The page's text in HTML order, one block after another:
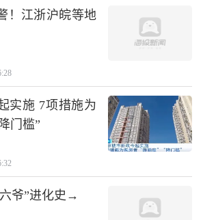
！江浙沪皖等地
实施 7项措施为
门槛”
爷”进化史→